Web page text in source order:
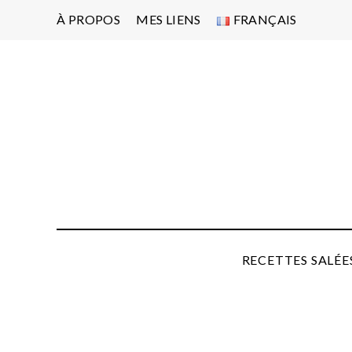
À PROPOS MES LIENS FRANÇAIS
RECETTES